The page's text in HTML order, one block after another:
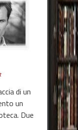
di un
un
Due